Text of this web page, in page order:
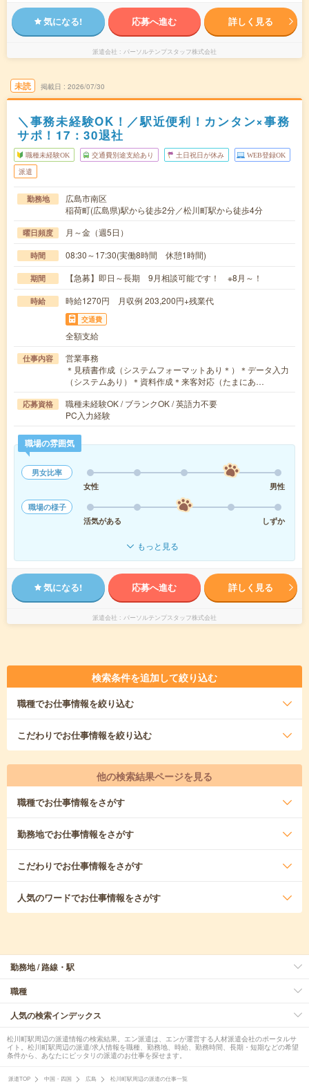
気になる! 応募へ進む 詳しく見る
派遣会社 パーソルテンプスタッフ株式会社
未読 掲載日 2026/07/30
＼事務未経験OK！／駅近便利！カンタン×事務
サポ！17：30退社
職種未経験OK 交通費別途支給あり 土日祝日が休み WEB登録OK
派遣
勤務地
広島市南区
稲荷町(広島県)駅から徒歩2分／松川町駅から徒歩4分
曜日頻度 月～金（週5日）
時間 08:30～17:30(実働8時間 休憩1時間)
期間 【急募】即日～長期 9月相談可能です！ ※8月～！
時給 時給1270円 月収例 203,200円+残業代
交通費
全額支給
仕事内容
営業事務
＊見積書作成（システムフォーマットあり＊）＊データ入力
（システムあり）＊資料作成＊来客対応（たまにあ…
応募資格
職種未経験OK / ブランクOK / 英語力不要
PC入力経験
職場の雰囲気
男女比率
女性
男性
職場の様子
活気がある
しずか
もっと見る
気になる! 応募へ進む 詳しく見る
派遣会社 パーソルテンプスタッフ株式会社
検索条件を追加して絞り込む
職種でお仕事情報を絞り込む
こだわりでお仕事情報を絞り込む
他の検索結果ページを見る
職種でお仕事情報をさがす
勤務地でお仕事情報をさがす
こだわりでお仕事情報をさがす
人気のワードでお仕事情報をさがす
勤務地 / 路線・駅
職種
人気の検索インデックス
松川町駅周辺の派遣情報の検索結果。エン派遣は、エンが運営する人材派遣会社のポータルサ
イト。松川町駅周辺の派遣/求人情報を職種、勤務地、時給、勤務時間、長期・短期などの希望
条件から、あなたにピッタリの派遣のお仕事を探せます。
派遣TOP 中国・四国 広島 松川町駅周辺の派遣の仕事一覧